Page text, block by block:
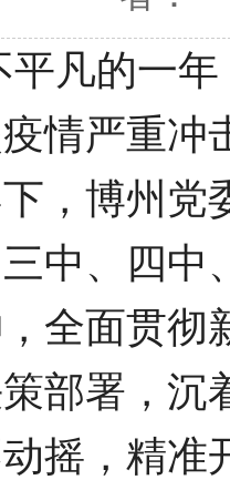
凡的一
情严重冲
，博州党
中、四中
全面贯彻
部署，沉
摇，精准